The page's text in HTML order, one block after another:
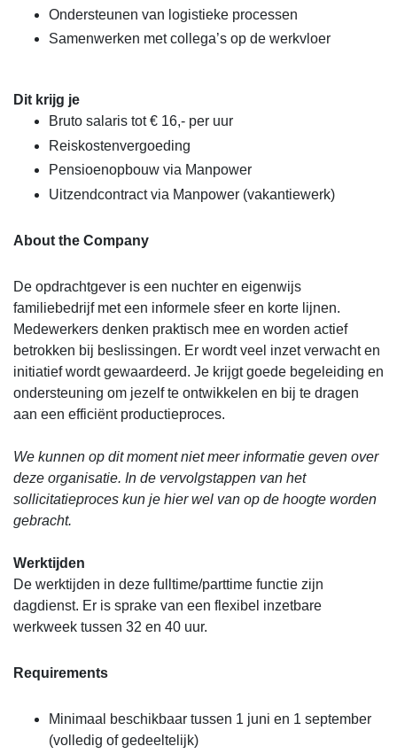
Ondersteunen van logistieke processen
Samenwerken met collega’s op de werkvloer
Dit krijg je
Bruto salaris tot € 16,- per uur
Reiskostenvergoeding
Pensioenopbouw via Manpower
Uitzendcontract via Manpower (vakantiewerk)
About the Company
De opdrachtgever is een nuchter en eigenwijs
familiebedrijf met een informele sfeer en korte lijnen.
Medewerkers denken praktisch mee en worden actief
betrokken bij beslissingen. Er wordt veel inzet verwacht en
initiatief wordt gewaardeerd. Je krijgt goede begeleiding en
ondersteuning om jezelf te ontwikkelen en bij te dragen
aan een efficiënt productieproces.
We kunnen op dit moment niet meer informatie geven over
deze organisatie. In de vervolgstappen van het
sollicitatieproces kun je hier wel van op de hoogte worden
gebracht.
Werktijden
De werktijden in deze fulltime/parttime functie zijn
dagdienst. Er is sprake van een flexibel inzetbare
werkweek tussen 32 en 40 uur.
Requirements
Minimaal beschikbaar tussen 1 juni en 1 september
(volledig of gedeeltelijk)